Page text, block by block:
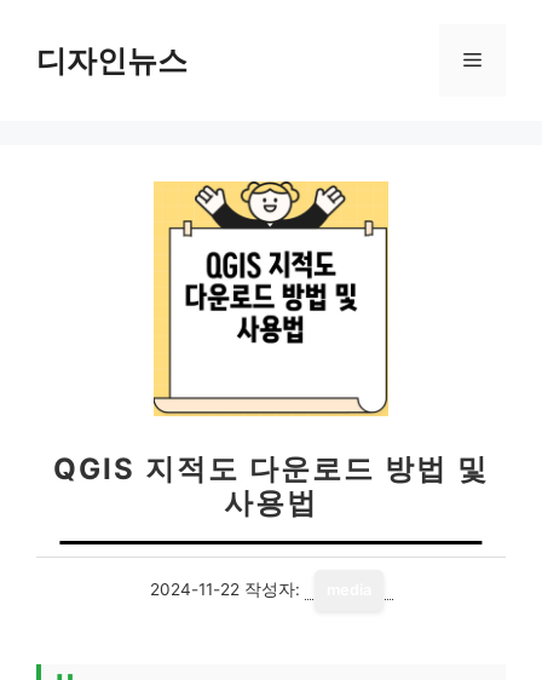
디자인뉴스 메
QGIS 지적도 다운로드 방법 및
사용법
2024-11-22 작성자: